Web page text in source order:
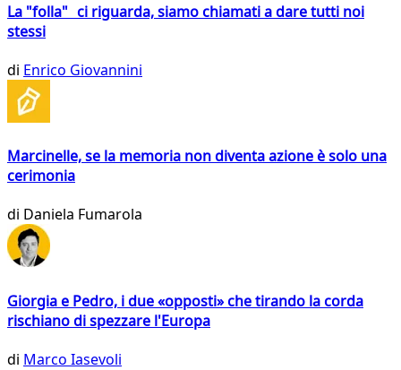
La "folla" ci riguarda, siamo chiamati a dare tutti noi
stessi
di Enrico Giovannini
Marcinelle, se la memoria non diventa azione è solo una
cerimonia
di Daniela Fumarola
Giorgia e Pedro, i due «opposti» che tirando la corda
rischiano di spezzare l'Europa
di Marco Iasevoli